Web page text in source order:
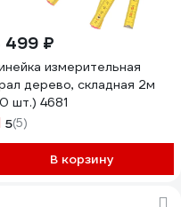
499 ₽
измерительная
дерево, складная 2м
шт.) 4681
5(5)
В корзину